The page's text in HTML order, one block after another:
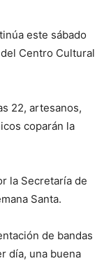
este sábado
Centro Cultural
22, artesanos,
coparán la
la Secretaría de
Santa.
de bandas
día, una buena